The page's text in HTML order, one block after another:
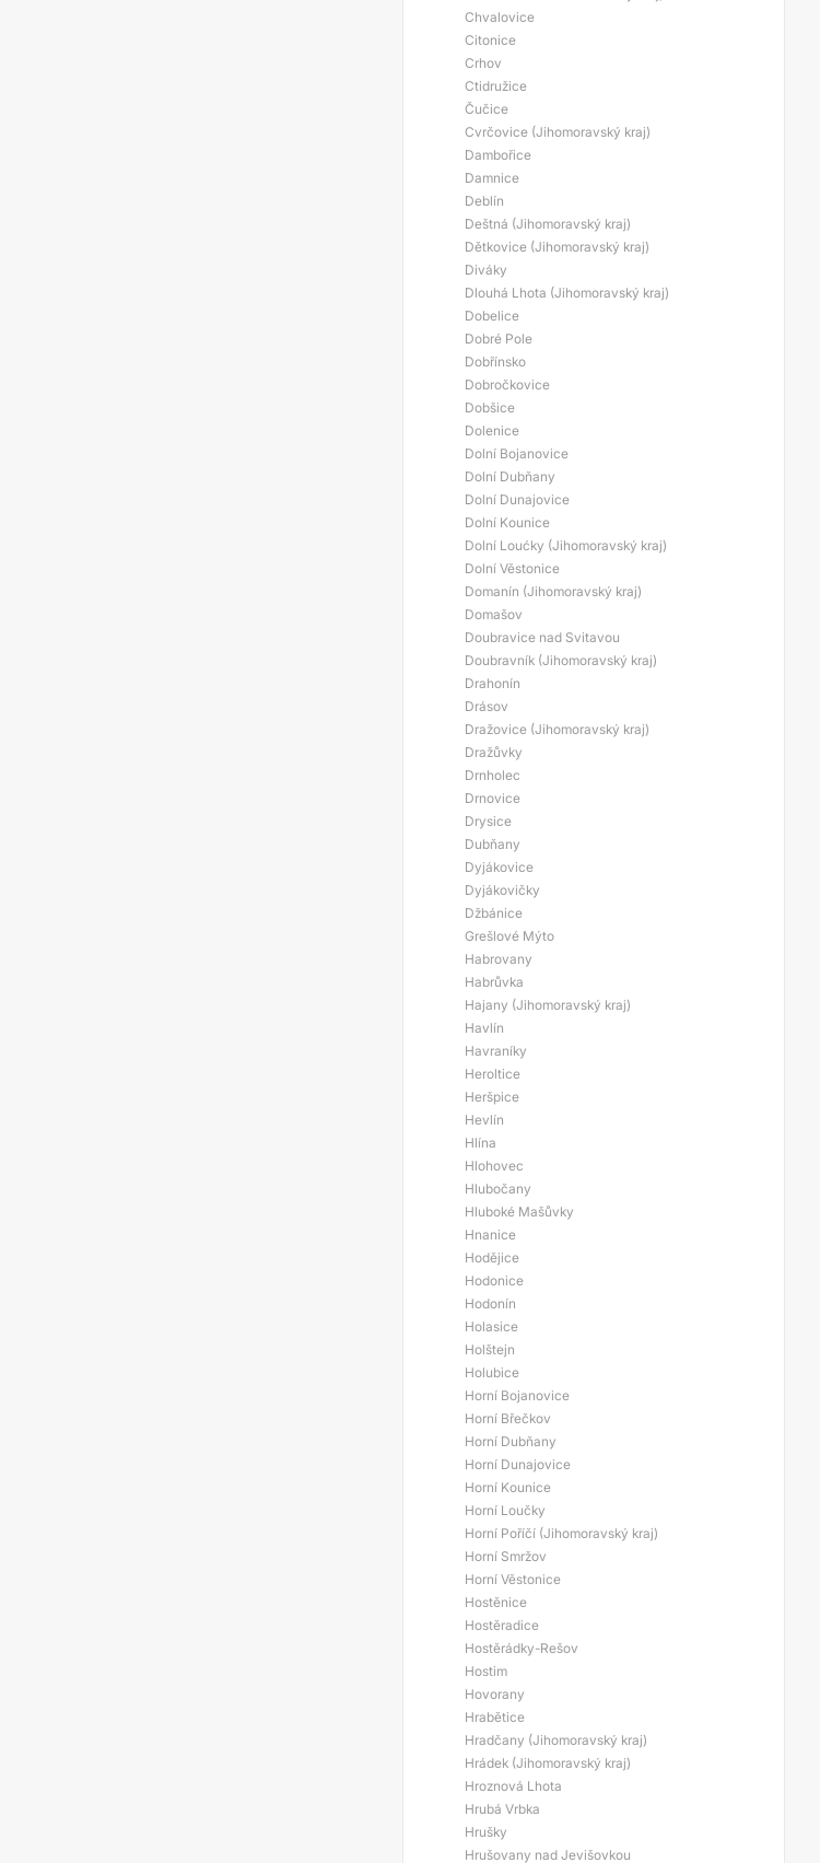
Chvalovice
Citonice
Crhov
Ctidružice
Čučice
Cvrčovice (Jihomoravský kraj)
Dambořice
Damnice
Deblín
Deštná (Jihomoravský kraj)
Dětkovice (Jihomoravský kraj)
Diváky
Dlouhá Lhota (Jihomoravský kraj)
Dobelice
Dobré Pole
Dobřínsko
Dobročkovice
Dobšice
Dolenice
Dolní Bojanovice
Dolní Dubňany
Dolní Dunajovice
Dolní Kounice
Dolní Loućky (Jihomoravský kraj)
Dolní Věstonice
Domanín (Jihomoravský kraj)
Domašov
Doubravice nad Svitavou
Doubravník (Jihomoravský kraj)
Drahonín
Drásov
Dražovice (Jihomoravský kraj)
Dražůvky
Drnholec
Drnovice
Drysice
Dubňany
Dyjákovice
Dyjákovičky
Džbánice
Grešlové Mýto
Habrovany
Habrůvka
Hajany (Jihomoravský kraj)
Havlín
Havraníky
Heroltice
Heršpice
Hevlín
Hlína
Hlohovec
Hlubočany
Hluboké Mašůvky
Hnanice
Hodějice
Hodonice
Hodonín
Holasice
Holštejn
Holubice
Horní Bojanovice
Horní Břečkov
Horní Dubňany
Horní Dunajovice
Horní Kounice
Horní Loučky
Horní Poříčí (Jihomoravský kraj)
Horní Smržov
Horní Věstonice
Hostěnice
Hostěradice
Hostěrádky-Rešov
Hostim
Hovorany
Hrabětice
Hradčany (Jihomoravský kraj)
Hrádek (Jihomoravský kraj)
Hroznová Lhota
Hrubá Vrbka
Hrušky
Hrušovany nad Jevišovkou